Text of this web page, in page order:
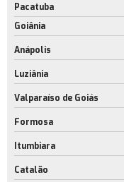
Pacatuba
Goiânia
Anápolis
Luziânia
Valparaíso de Goiás
Formosa
Itumbiara
Catalão